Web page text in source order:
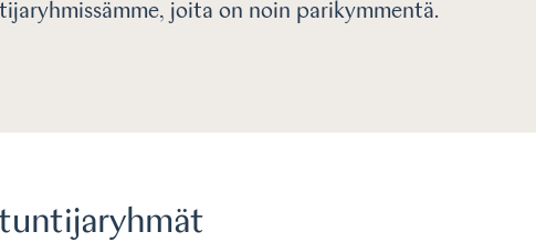
joita on noin parikymmentä.